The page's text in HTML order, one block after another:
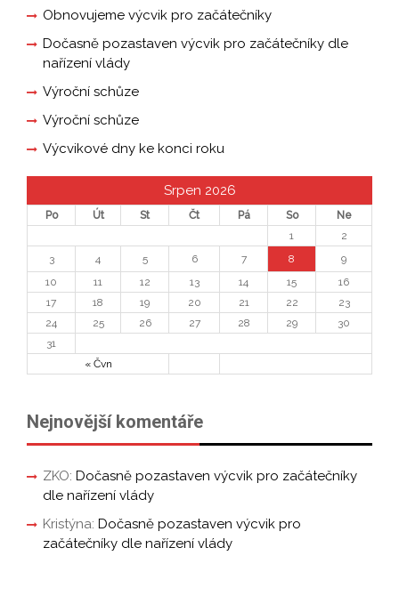
Obnovujeme výcvik pro začátečníky
Dočasně pozastaven výcvik pro začátečníky dle
nařízení vlády
Výroční schůze
Výroční schůze
Výcvikové dny ke konci roku
Srpen 2026
Po Út St Čt Pá So Ne
« Čvn
1
2
3
4 5 6 7 8
9
10
11 12 13 14 15
16
17
18 19 20 21 22
23
24
25 26 27 28 29
30
31
Nejnovější komentáře
ZKO: Dočasně pozastaven výcvik pro začátečníky
dle nařízení vlády
Kristýna: Dočasně pozastaven výcvik pro
začátečníky dle nařízení vlády